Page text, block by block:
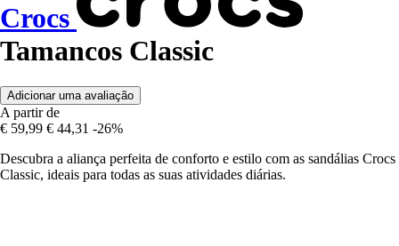
Crocs
Tamancos Classic
Adicionar uma avaliação
A partir de
€ 59,99 € 44,31 -26%
Descubra a aliança perfeita de conforto e estilo com as sandálias Crocs
Classic, ideais para todas as suas atividades diárias.